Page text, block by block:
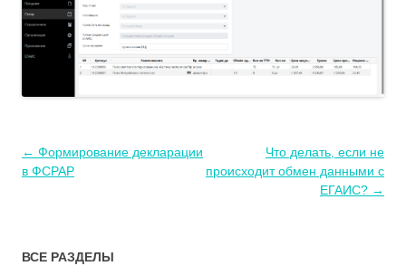
Навигация
по
← Формирование декларации
в ФСРАР
Что делать, если не
происходит обмен данными с
ЕГАИС? →
ВСЕ РАЗДЕЛЫ